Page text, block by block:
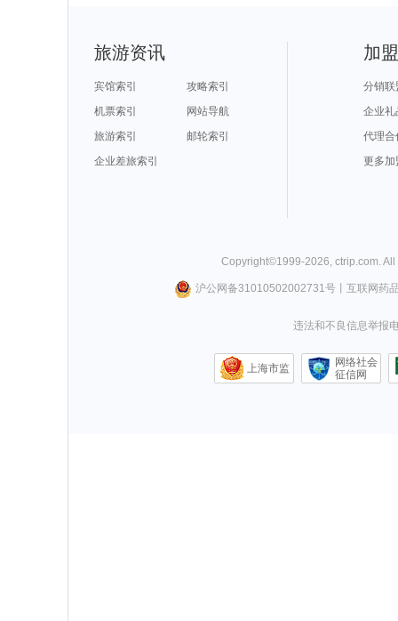
旅游资讯
宾馆索引
攻略索引
机票索引
网站导航
旅游索引
邮轮索引
企业差旅索引
加
分销联
企业礼
代理合
更多加
Copyright©1999-2026, ctrip.com.
沪公网备31010502002731号丨 互联网药
违法和不良信息举报
上海市监
网络社会
征信网